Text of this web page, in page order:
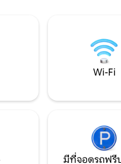
Wi-Fi
มีที่จอดรถฟรี